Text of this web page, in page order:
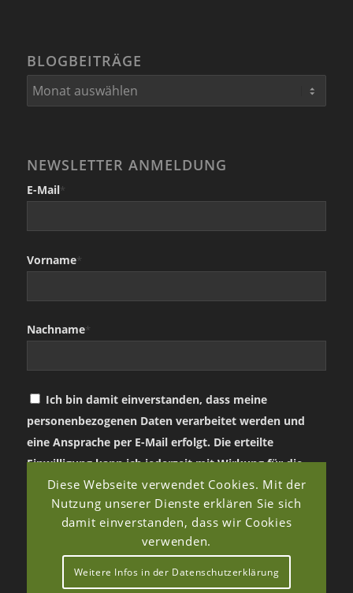
BLOGBEITRÄGE
NEWSLETTER ANMELDUNG
E-Mail*
Vorname*
Nachname*
Ich bin damit einverstanden, dass meine
personenbezogenen Daten verarbeitet werden und
eine Ansprache per E-Mail erfolgt. Die erteilte
Einwilligung kann ich jederzeit mit Wirkung für die
Zukunft in jeder angemessenen Form widerrufen.
Diese Webseite verwendet Cookies. Mit der
Nutzung unserer Dienste erklären Sie sich
damit einverstanden, dass wir Cookies
verwenden.
Weitere Infos in der Datenschutzerklärung